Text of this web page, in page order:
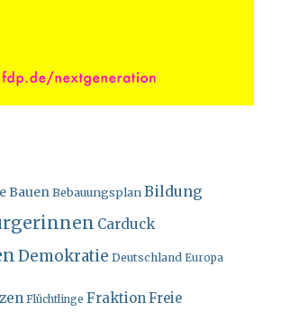
BauenBebauungsplanBildung
Carduck
Demokratie Deutschland Europa
Flüchtlinge FraktionFreie